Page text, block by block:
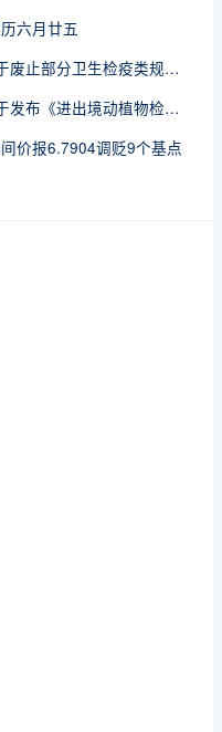
六月廿五
海关总署公告2026年第112号（关于废止部分卫生检疫类规范性文件的公告）
海关总署公告2026年第111号（关于发布《进出境动植物检疫处理监督管理工作规定》《进出境卫生处理监督管理工作规定》的公告）
价报6.7904调贬9个基点